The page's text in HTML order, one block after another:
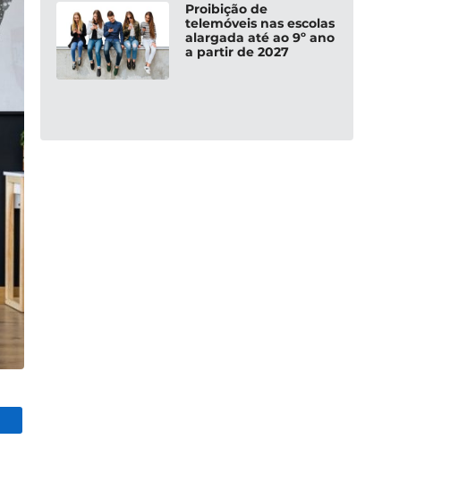
Proibição de
telemóveis nas escolas
alargada até ao 9º ano
a partir de 2027